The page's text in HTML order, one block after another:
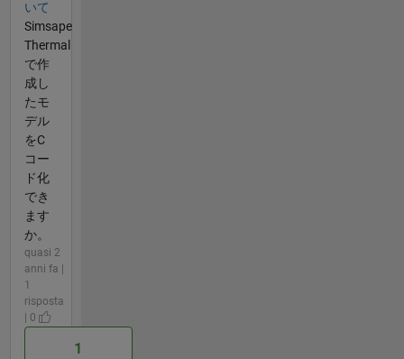
いて
Simsape
Thermal
で作
成し
たモ
デル
をC
コー
ド化
でき
ます
か。
quasi 2
anni fa |
1
risposta
| 0
1